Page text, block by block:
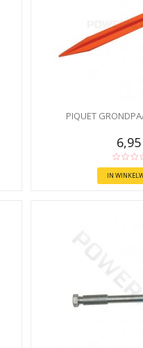
PIQUET
IN